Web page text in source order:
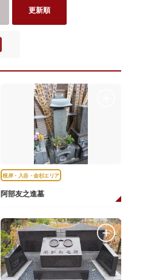
更新順
根岸・入谷・金杉エリア
阿部友之進墓